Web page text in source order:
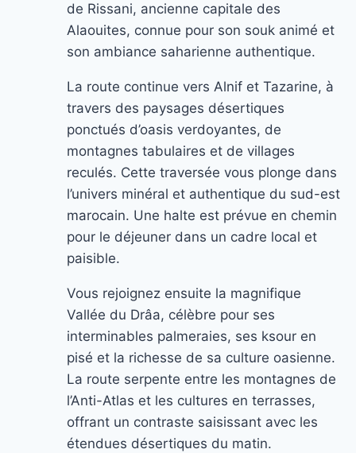
de Rissani, ancienne capitale des
Alaouites, connue pour son souk animé et
son ambiance saharienne authentique.
La route continue vers Alnif et Tazarine, à
travers des paysages désertiques
ponctués d’oasis verdoyantes, de
montagnes tabulaires et de villages
reculés. Cette traversée vous plonge dans
l’univers minéral et authentique du sud-est
marocain. Une halte est prévue en chemin
pour le déjeuner dans un cadre local et
paisible.
Vous rejoignez ensuite la magnifique
Vallée du Drâa, célèbre pour ses
interminables palmeraies, ses ksour en
pisé et la richesse de sa culture oasienne.
La route serpente entre les montagnes de
l’Anti-Atlas et les cultures en terrasses,
offrant un contraste saisissant avec les
étendues désertiques du matin.